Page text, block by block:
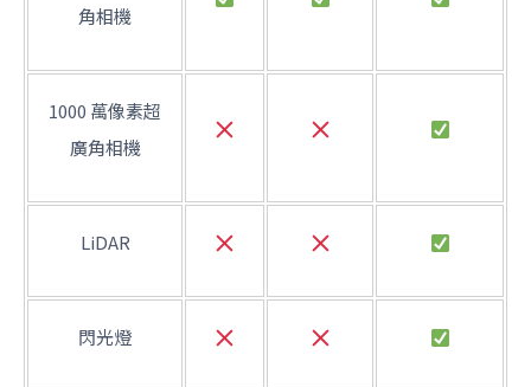
角相機
1000 萬像素超
廣角相機
LiDAR
閃光燈